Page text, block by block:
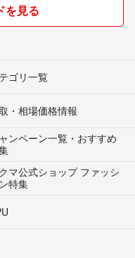
を見る
ゴリ一覧
・相場価格情報
ンペーン一覧・おすすめ
マ公式ショップ ファッシ
特集